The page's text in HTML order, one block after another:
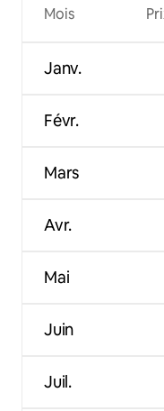
Mois
Janv.
Févr.
Mars
Avr.
Mai
Juin
Juil.